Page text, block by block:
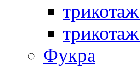
Фукра